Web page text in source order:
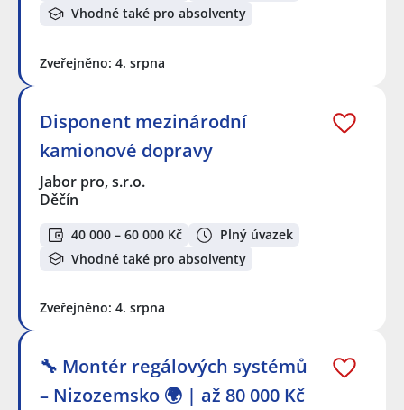
Vhodné také pro absolventy
Zveřejněno: 4. srpna
Disponent mezinárodní
kamionové dopravy
Jabor pro, s.r.o.
Děčín
40 000 – 60 000 Kč
Plný úvazek
Vhodné také pro absolventy
Zveřejněno: 4. srpna
🔧 Montér regálových systémů
– Nizozemsko 🌍 | až 80 000 Kč